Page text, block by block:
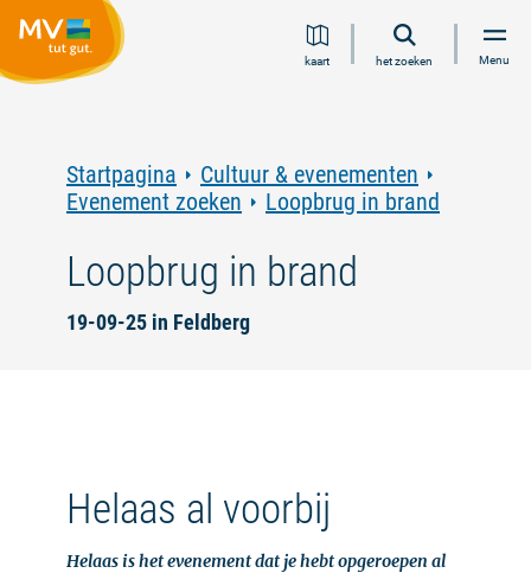
Ga
naar
Ga
naar
Ga
naar
Ga
naar
kaart het zoeken Menu
Startpagina
Cultuur & evenementen
Evenement zoeken
Loopbrug in brand
Loopbrug in brand
19-09-25 in Feldberg
Helaas al voorbij
Helaas is het evenement dat je hebt opgeroepen al